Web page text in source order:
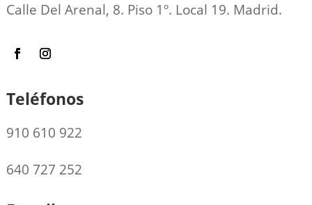
Calle Del Arenal, 8. Piso 1º. Local 19. Madrid.
Teléfonos
910 610 922
640 727 252